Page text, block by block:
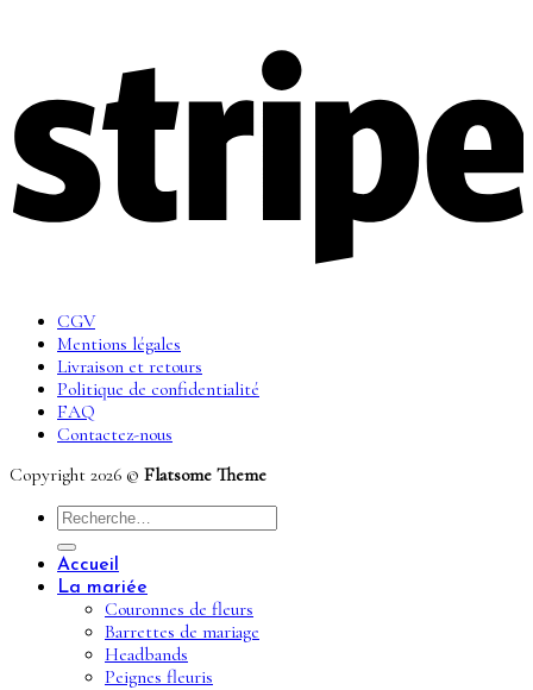
CGV
Mentions légales
Livraison et retours
Politique de confidentialité
FAQ
Contactez-nous
Copyright 2026 © Flatsome Theme
Recherche
pour :
Accueil
La mariée
Couronnes de fleurs
Barrettes de mariage
Headbands
Peignes fleuris